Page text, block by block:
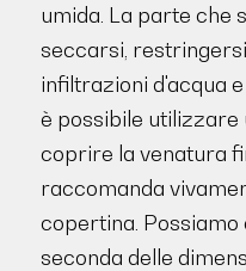
umida. La parte che
seccarsi,
infiltrazioni d'acqua
è possibile utilizzare
coprire la venatura
raccomanda
copertina. Possiamo
seconda delle